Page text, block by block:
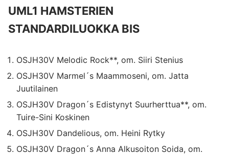
UML1 HAMSTERIEN
STANDARDILUOKKA BIS
OSJH30V Melodic Rock**, om. Siiri Stenius
OSJH30V Marmel´s Maammoseni, om. Jatta
Juutilainen
OSJH30V Dragon´s Edistynyt Suurherttua**, om.
Tuire-Sini Koskinen
OSJH30V Dandelious, om. Heini Rytky
OSJH30V Dragon´s Anna Alkusoiton Soida, om.